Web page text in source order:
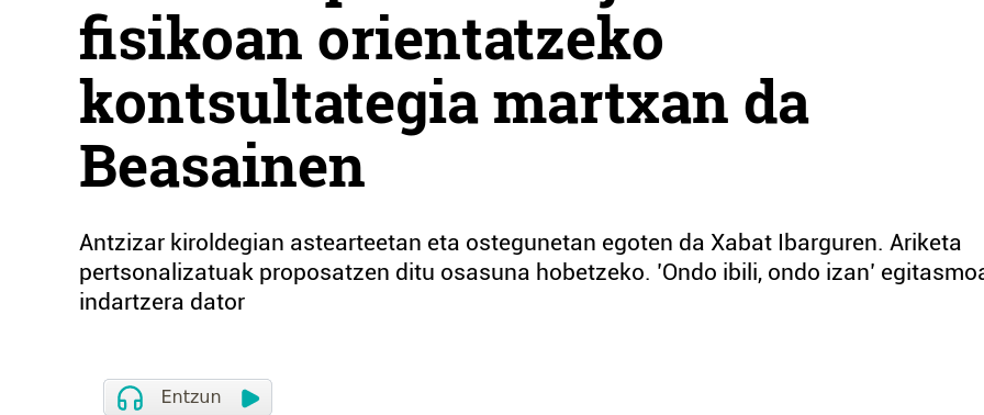
fisikoan orientatzeko
kontsultategia martxan da
Beasainen
Antzizar kiroldegian astearteetan eta ostegunetan egoten da Xabat Ibarguren. Ariketa
pertsonalizatuak proposatzen ditu osasuna hobetzeko. ’Ondo ibili, ondo izan’
indartzera dator